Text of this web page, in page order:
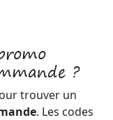
?
trouver un
. Les codes